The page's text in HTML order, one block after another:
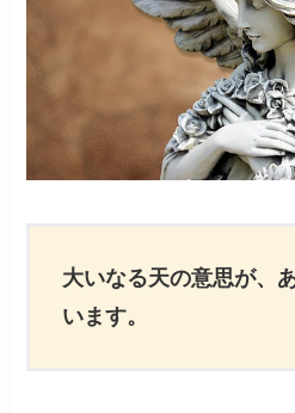
大いなる天の意思が、
います。